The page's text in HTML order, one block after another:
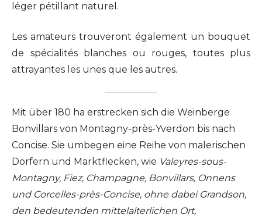
léger pétillant naturel.
Les amateurs trouveront également un bouquet
de spécialités blanches ou rouges, toutes plus
attrayantes les unes que les autres.
Mit über 180 ha erstrecken sich die Weinberge
Bonvillars von Montagny-près-Yverdon bis nach
Concise. Sie umbegen eine Reihe von malerischen
Dörfern und Marktflecken, wie Valeyres-sous-
Montagny, Fiez, Champagne, Bonvillars, Onnens
und Corcelles-près-Concise, ohne dabei Grandson,
den bedeutenden mittelalterlichen Ort,